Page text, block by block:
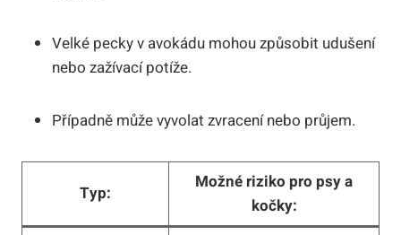
Velké pecky v avokádu mohou způsobit udušení
nebo zažívací potíže.
Případně může vyvolat zvracení nebo průjem.
Typ:
Možné riziko pro psy a
kočky: